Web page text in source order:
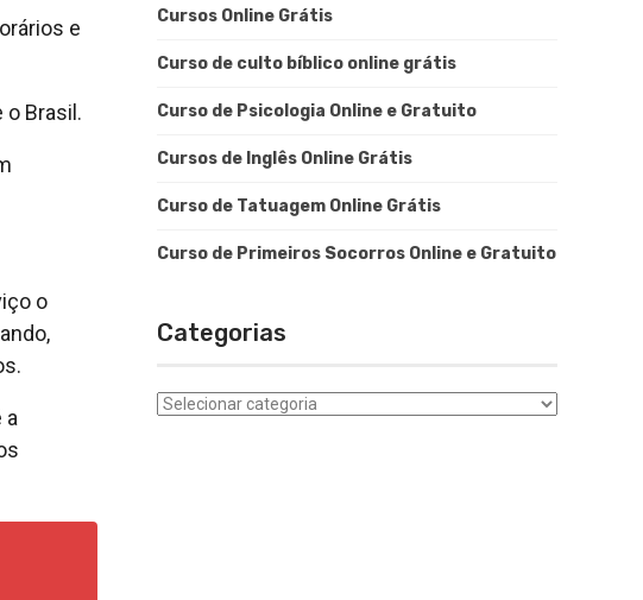
e
Brasil.
o
a
Cursos Online Grátis
Curso de culto bíblico online grátis
Curso de Psicologia Online e Gratuito
Cursos de Inglês Online Grátis
Curso de Tatuagem Online Grátis
Curso de Primeiros Socorros Online e Gratuito
Categorias
Categorias